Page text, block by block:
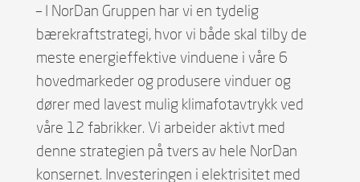
– I NorDan Gruppen har vi en tydelig
bærekraftstrategi, hvor vi både skal tilby de
meste energieffektive vinduene i våre 6
hovedmarkeder og produsere vinduer og
dører med lavest mulig klimafotavtrykk ved
våre 12 fabrikker. Vi arbeider aktivt med
denne strategien på tvers av hele NorDan
konsernet. Investeringen i elektrisitet med